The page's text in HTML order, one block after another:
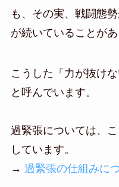
も、その実、戦闘態
が続いていることがあ
こうした「力が抜け
と呼んでいます。
過緊張については、
しています。
→ 過緊張の仕組みに